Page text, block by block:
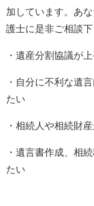
加しています。あ
護士に是非ご相談下
・遺産分割協議が
・自分に不利な遺
たい
・相続人や相続財
・遺言書作成、相
たい